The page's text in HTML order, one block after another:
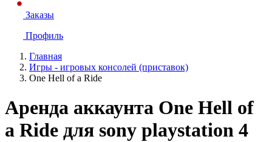
Заказы
Профиль
Главная
Игры - игровых консолей (приставок)
One Hell of a Ride
Аренда аккаунта One Hell of
a Ride для sony playstation 4